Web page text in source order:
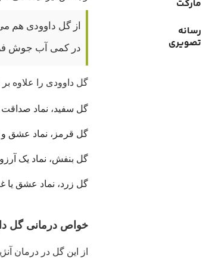
مارکت
رسانه
تصویری
از گل داوودی هم
در کمی آب جوش
گل داوودی را علاوه
گل سفید، نماد صداقت
گل قرمز، نماد عشق
گل بنفش، نماد یک
گل زرد، نماد عشق یا
خواص درمانی گل
از این گل در درمان